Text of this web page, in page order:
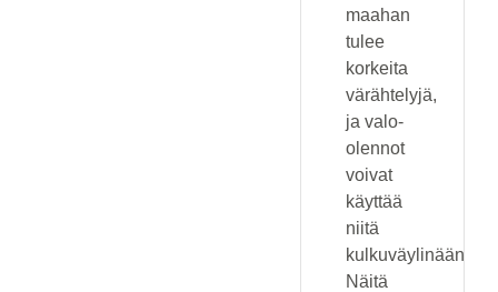
maahan
tulee
korkeita
värähtelyjä,
ja valo-
olennot
voivat
käyttää
niitä
kulkuväylinään.
Näitä